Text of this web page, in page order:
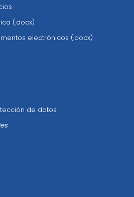
(.docx)
electrónicos (.docx)
de datos